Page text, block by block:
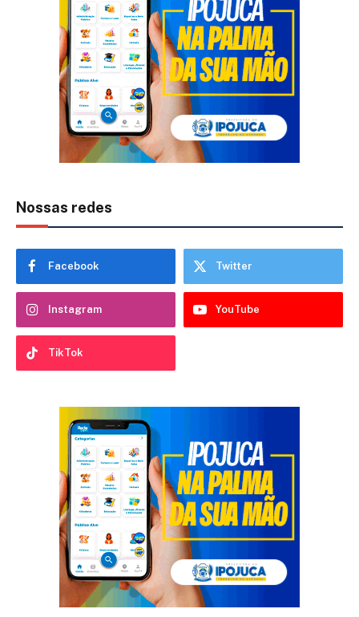
Nossas redes
Facebook Twitter
Instagram YouTube
TikTok